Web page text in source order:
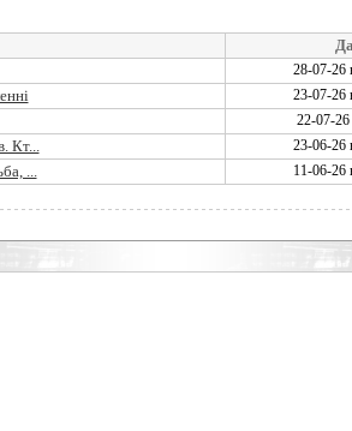
28-07-26
23-07-26
22-07-
Кт... 23-06-26
... 11-06-26